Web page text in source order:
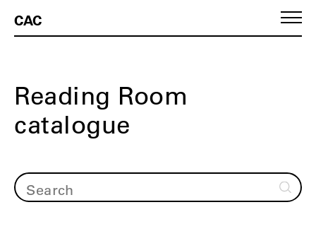
CAC
Reading Room
catalogue